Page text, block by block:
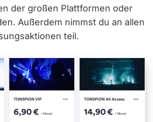
der großen Plattformen oder
Außerdem nimmst du an allen
teil.